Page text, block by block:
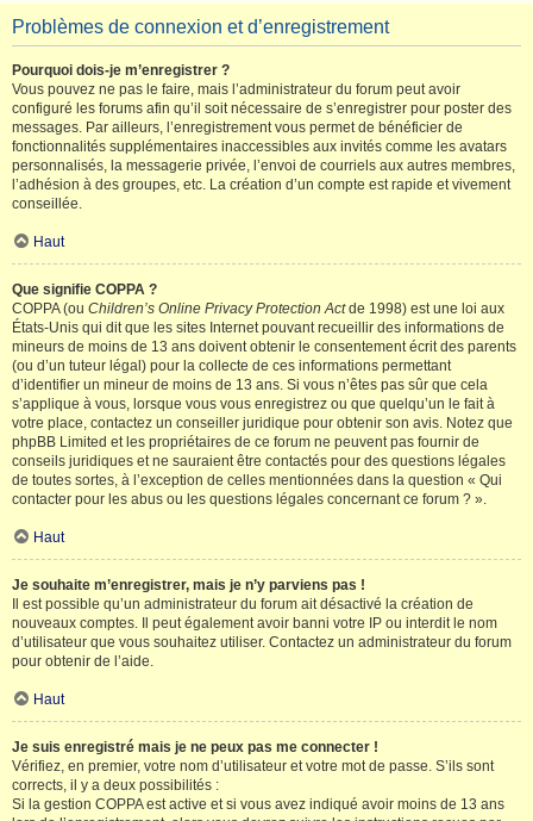
Problèmes de connexion et d’enregistrement
Pourquoi dois-je m’enregistrer ?
Vous pouvez ne pas le faire, mais l’administrateur du forum peut avoir
configuré les forums afin qu’il soit nécessaire de s’enregistrer pour poster des
messages. Par ailleurs, l’enregistrement vous permet de bénéficier de
fonctionnalités supplémentaires inaccessibles aux invités comme les avatars
personnalisés, la messagerie privée, l’envoi de courriels aux autres membres,
l’adhésion à des groupes, etc. La création d’un compte est rapide et vivement
conseillée.
Haut
Que signifie COPPA ?
COPPA (ou Children’s Online Privacy Protection Actde 1998) est une loi aux
États-Unis qui dit que les sites Internet pouvant recueillir des informations de
mineurs de moins de 13 ans doivent obtenir le consentement écrit des parents
(ou d’un tuteur légal) pour la collecte de ces informations permettant
d’identifier un mineur de moins de 13 ans. Si vous n’êtes pas sûr que cela
s’applique à vous, lorsque vous vous enregistrez ou que quelqu’un le fait à
votre place, contactez un conseiller juridique pour obtenir son avis. Notez que
phpBB Limited et les propriétaires de ce forum ne peuvent pas fournir de
conseils juridiques et ne sauraient être contactés pour des questions légales
de toutes sortes, à l’exception de celles mentionnées dans la question « Qui
contacter pour les abus ou les questions légales concernant ce forum ? ».
Haut
Je souhaite m’enregistrer, mais je n’y parviens pas !
Il est possible qu’un administrateur du forum ait désactivé la création de
nouveaux comptes. Il peut également avoir banni votre IP ou interdit le nom
d’utilisateur que vous souhaitez utiliser. Contactez un administrateur du forum
pour obtenir de l’aide.
Haut
Je suis enregistré mais je ne peux pas me connecter !
Vérifiez, en premier, votre nom d’utilisateur et votre mot de passe. S’ils sont
corrects, il y a deux possibilités :
Si la gestion COPPA est active et si vous avez indiqué avoir moins de 13 ans